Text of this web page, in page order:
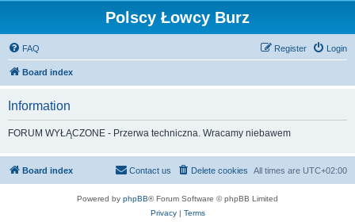
Polscy Łowcy Burz
FAQ Login
Register
Board index
Information
FORUM WYŁĄCZONE - Przerwa techniczna. Wracamy niebawem
Board index All times are UTC+02:00
Delete cookies
Contact us
Powered by phpBB® Forum Software © phpBB Limited
Privacy| Terms